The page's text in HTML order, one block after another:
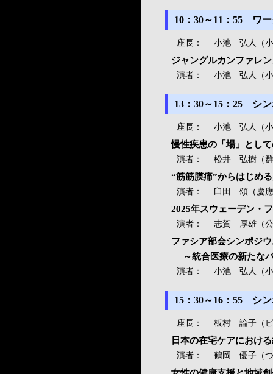
10：30～11：55 ワ
座長： 小池 弘人（
ジャングルカンファレ
演者： 小池 弘人（
13：30～15：25 シ
座長： 小池 弘人（
慢性疾患の「場」とし
演者： 松井 弘樹（
“筋筋膜痛”からはじめ
演者： 臼田 頌（慶
2025年スウェーデン・
演者： 志賀 厚雄（
ファシア部会シンポジ
～統合医療の新たな
演者： 小池 弘人（
15：30～16：55 シ
座長： 板村 論子（
日本の在宅ケアにおけ
演者： 鶴岡 優子（